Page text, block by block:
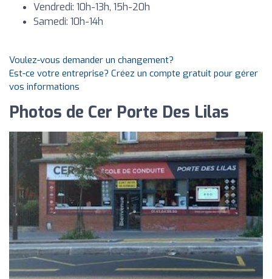
Vendredi: 10h-13h, 15h-20h
Samedi: 10h-14h
Voulez-vous demander un changement?
Est-ce votre entreprise? Créez un compte gratuit pour gérer
vos informations
Photos de Cer Porte Des Lilas